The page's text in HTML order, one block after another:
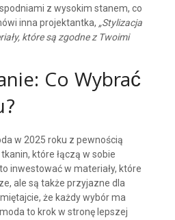
z wysokim stanem, co
inna projektantka, „Stylizacja
które są zgodne z Twoimi
Co Wybrać
w 2025 roku z pewnością
które łączą w sobie
inwestować w materiały, które
ale są także przyjazne dla
że każdy wybór ma
to krok w stronę lepszej